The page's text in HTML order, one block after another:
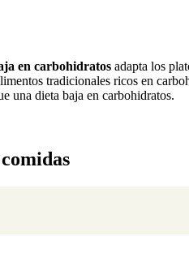
en carbohidratos adapta los
tradicionales ricos en
una dieta baja en carbohidratos.